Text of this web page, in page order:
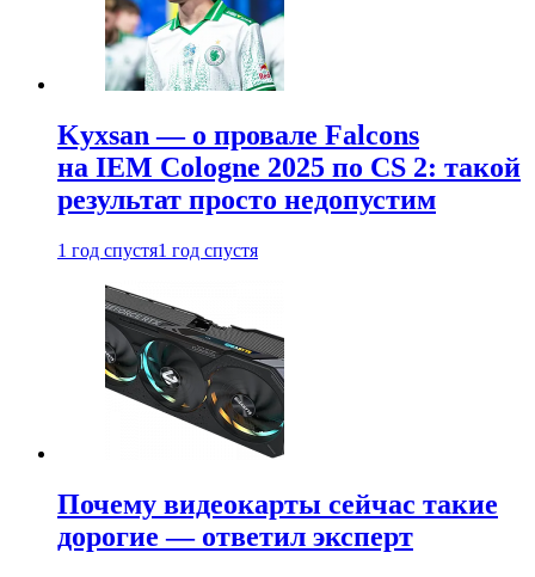
Kyxsan — о провале Falcons
на IEM Cologne 2025 по CS 2: такой
результат просто недопустим
1 год спустя1 год спустя
Почему видеокарты сейчас такие
дорогие — ответил эксперт